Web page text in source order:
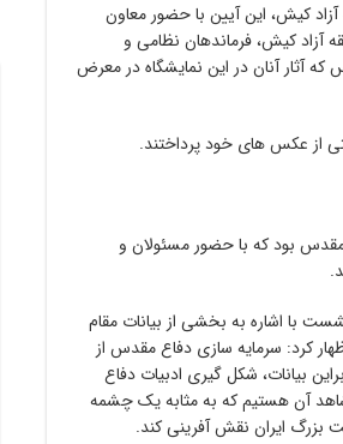
آزاد کیش، این آیین با حضور معاون
آزاد کیش، فرماندهان نظامی و
آثار آنان در این نمایشگاه در معرض
از عکس های خود پرداختند.
بود که با حضور مسئولان و
با اشاره به بخشی از بیانات مقام
کرد: سرمایه سازی دفاع مقدس از
بیانات، شکل گیری ادبیات دفاع
آن هستیم که به مثابه یک چشمه
بزرگ ایران نقش آفرینی کند.